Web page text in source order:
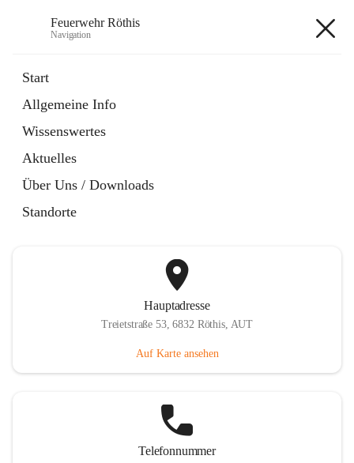
Feuerwehr Röthis
Navigation
Start
Allgemeine Info
Wissenswertes
Aktuelles
Über Uns / Downloads
Standorte
Datei
in
Tab
SPAR Pfandbonspende
Datei
öffnet
in
neuem
Tab
Hauptadresse
Treietstraße 53, 6832 Röthis, AUT
Auf Karte ansehen
Telefonnummer